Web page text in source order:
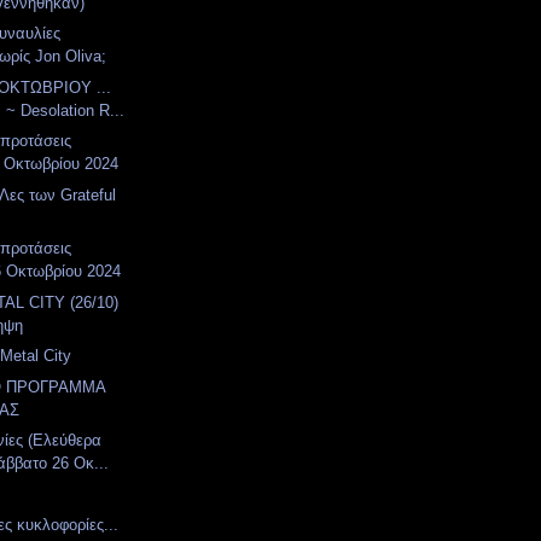
Jon Oliva;
...
Desolation R...
2024
των Grateful
Οκτωβρίου 2024
CITY (26/10)
Metal City
ΠΡΟΓΡΑΜΜΑ
(Ελεύθερα
26 Οκ...
κυκλοφορίες...